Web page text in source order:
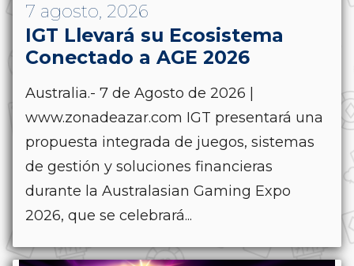
7 agosto, 2026
IGT Llevará su Ecosistema
Conectado a AGE 2026
Australia.- 7 de Agosto de 2026 |
www.zonadeazar.com IGT presentará una
propuesta integrada de juegos, sistemas
de gestión y soluciones financieras
durante la Australasian Gaming Expo
2026, que se celebrará...